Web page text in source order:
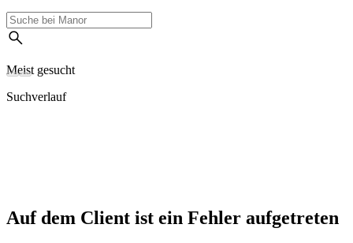
Meist gesucht
Suchverlauf
Auf dem Client ist ein Fehler aufgetreten